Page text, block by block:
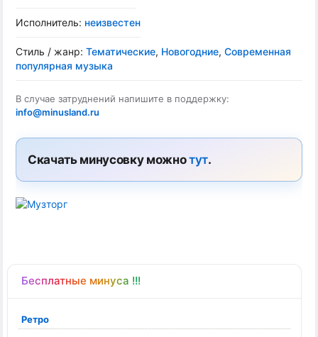
Бесплатные минуса !!!
Ретро
Исполнитель: неизвестен
Стиль / жанр: Тематические, Новогодние, Современная
популярная музыка
В случае затруднений напишите в поддержку:
info@minusland.ru
Скачать минусовку можнотут.